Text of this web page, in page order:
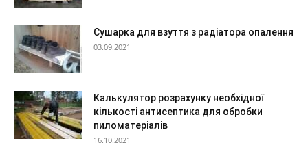
Сушарка для взуття з радіатора опалення
03.09.2021
Калькулятор розрахунку необхідної
кількості антисептика для обробки
пиломатеріалів
16.10.2021